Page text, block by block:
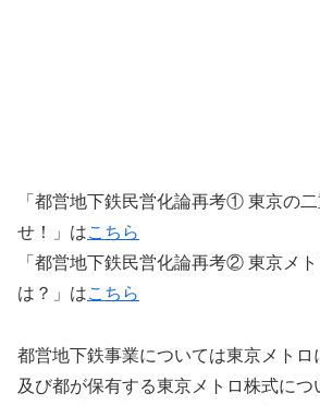
「都営地下鉄民営化論再考① 東京の二
せ！」はこちら
「都営地下鉄民営化論再考② 東京メ
は？」はこちら
都営地下鉄事業については東京メトロ
及び都が保有する東京メトロ株式につ